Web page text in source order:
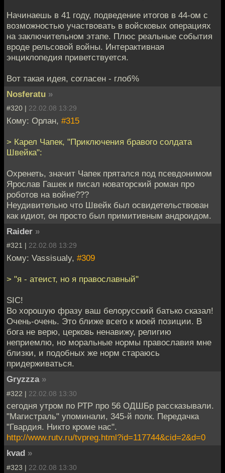
Начинаешь в 41 году, подведение итогов в 44-ом с
возможностью участвовать в войсковых операциях
на заключительном этапе. Плюс реальные события
вроде рельсовой войны. Интерактивная
энциклопедия приветствуется.
Вот такая идея, согласен - глоб%
Nosferatu »
#320 | 22.02.08 13:29
Кому: Орлан, #315
> Карел Чапек, "Приключения бравого солдата
Швейка":
Охренеть, значит Чапек прятался под псевдонимом
Ярослав Гашек и писал новаторский роман про
роботов на войне???
Неудивительно что Швейк был освидетельствован
как идиот, он просто был примитивным андроидом.
Raider »
#321 | 22.02.08 13:29
Кому: Vassisualy, #309
> "я - атеист, но я православный"
SIC!
Во хорошую фразу ваш белорусский батько сказал!
Очень-очень. Это ближе всего к моей позиции. В
бога не верю, церковь ненавижу, религию
неприемлю, но моральные нормы православия мне
близки, и подобных же норм стараюсь
придерживаться.
Gryzzza »
#322 | 22.02.08 13:30
сегодня утром по РТР про 56 ОДШБр рассказывали.
"Магистраль" упоминали, 345-й полк. Передачка
"Гвардия. Никто кроме нас".
http://www.rutv.ru/tvpreg.html?id=117744&cid=2&d=0
kvad »
#323 | 22.02.08 13:30